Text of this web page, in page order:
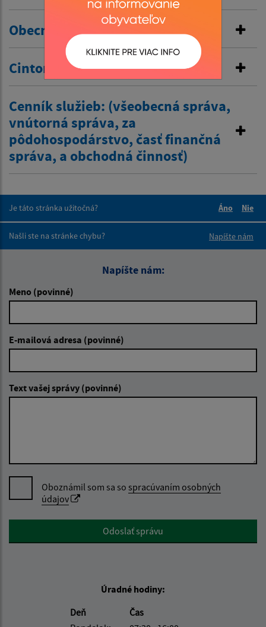
Obecné nájomné byty
Cintorínske poplatky
Cenník služieb: (všeobecná správa,
vnútorná správa, za
pôdohospodárstvo, časť finančná
správa, a obchodná činnosť)
Je táto stránka užitočná?
Áno
Nie
Našli ste na stránke chybu?
Napíšte nám
Napíšte nám:
Meno (povinné)
E-mailová adresa (povinné)
Text vašej správy (povinné)
Oboznámil som sa so spracúvaním osobných
údajov
Google reCaptcha ResponseOdoslať správu
Úradné hodiny:
Deň
Čas